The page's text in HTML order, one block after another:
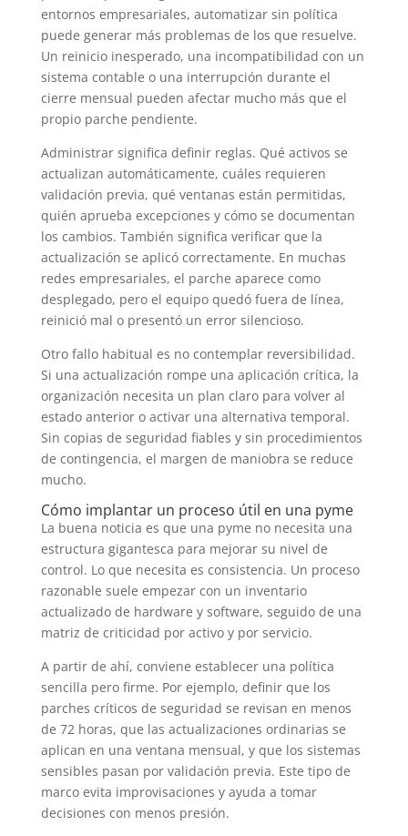
entornos empresariales, automatizar sin política
puede generar más problemas de los que resuelve.
Un reinicio inesperado, una incompatibilidad con un
sistema contable o una interrupción durante el
cierre mensual pueden afectar mucho más que el
propio parche pendiente.
Administrar significa definir reglas. Qué activos se
actualizan automáticamente, cuáles requieren
validación previa, qué ventanas están permitidas,
quién aprueba excepciones y cómo se documentan
los cambios. También significa verificar que la
actualización se aplicó correctamente. En muchas
redes empresariales, el parche aparece como
desplegado, pero el equipo quedó fuera de línea,
reinició mal o presentó un error silencioso.
Otro fallo habitual es no contemplar reversibilidad.
Si una actualización rompe una aplicación crítica, la
organización necesita un plan claro para volver al
estado anterior o activar una alternativa temporal.
Sin copias de seguridad fiables y sin procedimientos
de contingencia, el margen de maniobra se reduce
mucho.
Cómo implantar un proceso útil en una pyme
La buena noticia es que una pyme no necesita una
estructura gigantesca para mejorar su nivel de
control. Lo que necesita es consistencia. Un proceso
razonable suele empezar con un inventario
actualizado de hardware y software, seguido de una
matriz de criticidad por activo y por servicio.
A partir de ahí, conviene establecer una política
sencilla pero firme. Por ejemplo, definir que los
parches críticos de seguridad se revisan en menos
de 72 horas, que las actualizaciones ordinarias se
aplican en una ventana mensual, y que los sistemas
sensibles pasan por validación previa. Este tipo de
marco evita improvisaciones y ayuda a tomar
decisiones con menos presión.